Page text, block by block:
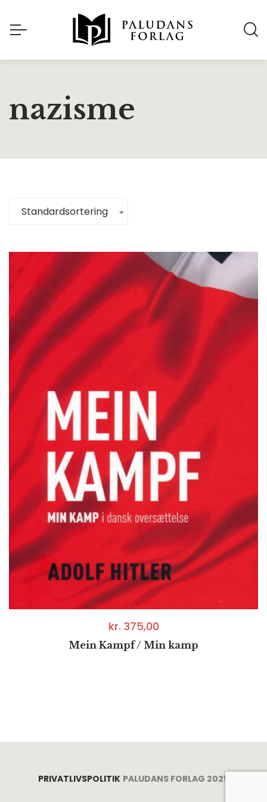
nazisme
Standardsortering
kr. 375,00
Mein Kampf / Min kamp
PRIVATLIVSPOLITIK PALUDANS FORLAG 2025